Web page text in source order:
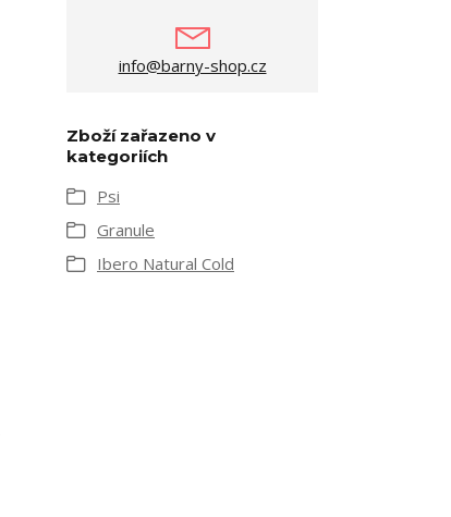
info@barny-shop.cz
Zboží zařazeno v
kategoriích
Psi
Granule
Ibero Natural Cold